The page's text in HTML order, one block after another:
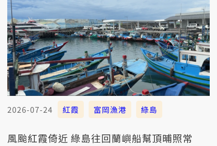
2026-07-24 紅霞 富岡漁港 綠島
風颱紅霞倚近 綠島往回蘭嶼船幫頂晡照常